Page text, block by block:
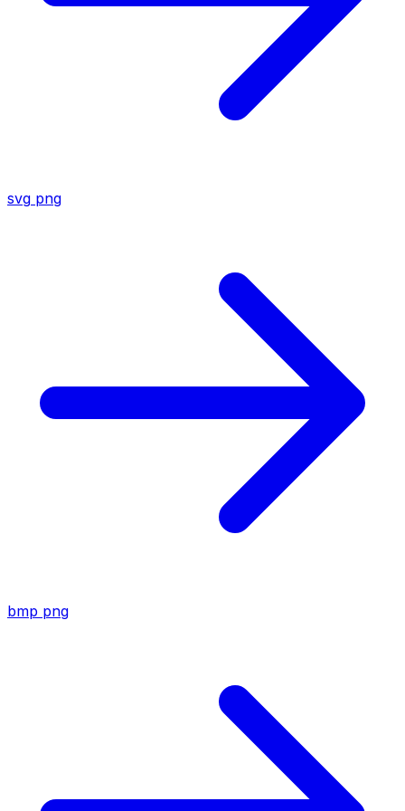
svg png
bmp png